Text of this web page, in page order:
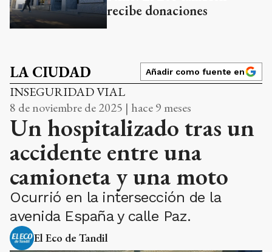
recibe donaciones
LA CIUDAD Añadir como fuente en
INSEGURIDAD VIAL
8 de noviembre de 2025 | hace 9 meses
Un hospitalizado tras un
accidente entre una
camioneta y una moto
Ocurrió en la intersección de la
avenida España y calle Paz.
El Eco de Tandil